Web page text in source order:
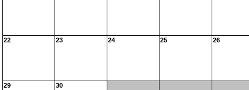
22 23 24 25 26
29 30